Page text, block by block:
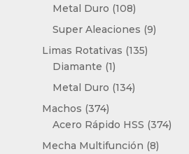
productos
Metal Duro 108108
productos
Super Aleaciones 99
Limas Rotativas 135135
Diamante 11
producto
Metal Duro 134134
Machos 374374
productos
Acero Rápido HSS 374374
Mecha Multifunción 88